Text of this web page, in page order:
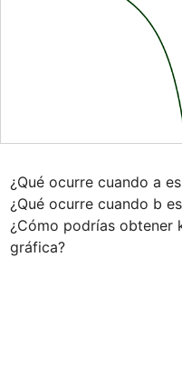
¿Qué ocurre cuando a
¿Qué ocurre cuando b
¿Cómo podrías obtener
gráfica?